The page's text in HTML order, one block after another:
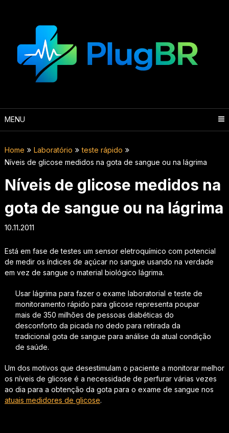
MENU
Home Laboratório
teste rápido
Níveis de glicose medidos na gota de sangue ou na lágrima
Níveis de glicose medidos na
gota de sangue ou na lágrima
10.11.2011
Está em fase de testes um sensor eletroquímico com potencial
de medir os índices de açúcar no sangue usando na verdade
em vez de sangue o material biológico lágrima.
Usar lágrima para fazer o exame laboratorial e teste de
monitoramento rápido para glicose representa poupar
mais de 350 milhões de pessoas diabéticas do
desconforto da picada no dedo para retirada da
tradicional gota de sangue para análise da atual condição
de saúde.
Um dos motivos que desestimulam o paciente a monitorar melhor
os níveis de glicose é a necessidade de perfurar várias vezes
ao dia para a obtenção da gota para o exame de sangue nos
atuais medidores de glicose.